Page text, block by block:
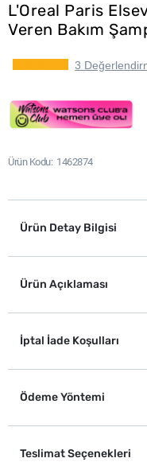
L'Oreal Paris
Veren Bakım
3
Ürün Kodu 1462874
Ürün Detay Bilgisi
Ürün Açıklaması
İptal İade Koşulları
Ödeme Yöntemi
Teslimat Seçenekleri